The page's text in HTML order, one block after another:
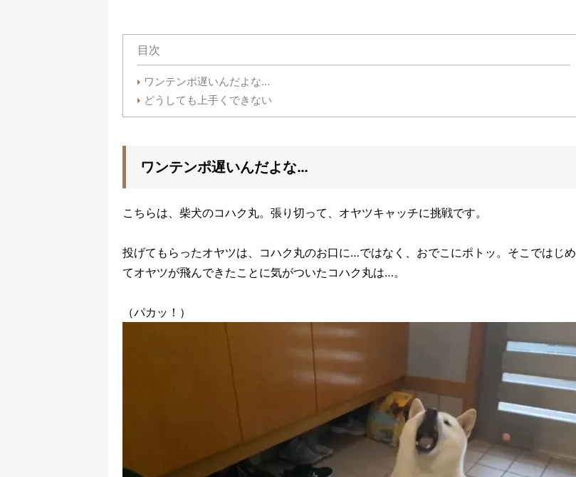
目次
ワンテンポ遅いんだよな…
どうしても上手くできない
ワンテンポ遅いんだよな…
こちらは、柴犬のコハク丸。張り切って、オヤツキャッチに挑戦です。
投げてもらったオヤツは、コハク丸のお口に…ではなく、おでこにポトッ。そこではじめ
てオヤツが飛んできたことに気がついたコハク丸は…。
（パカッ！）